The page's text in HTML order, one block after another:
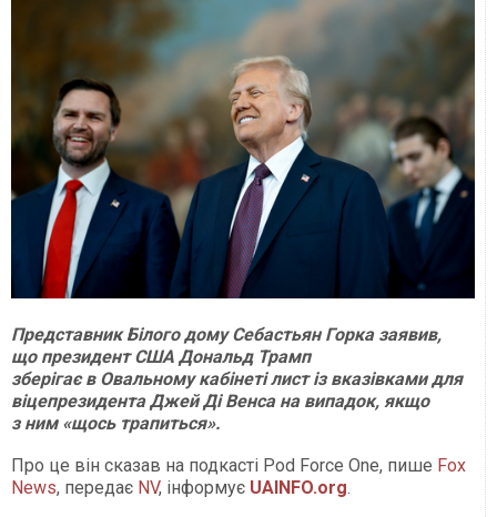
Представник Білого дому Себастьян Горка заявив,
що президент США Дональд Трамп
зберігає в Овальному кабінеті лист із вказівками для
віцепрезидента Джей Ді Венса на випадок, якщо
з ним «щось трапиться».
Про це він сказав на подкасті Pod Force One, пише Fox
News, передає NV, інформує UAINFO.org.